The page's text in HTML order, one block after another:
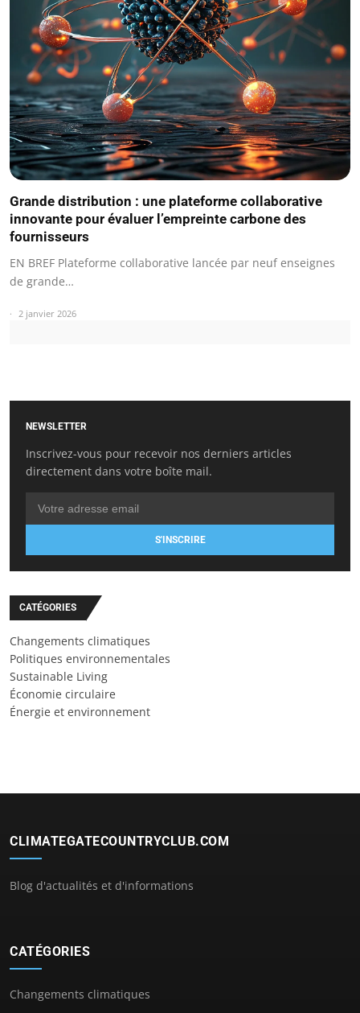
Grande distribution : une plateforme collaborative
innovante pour évaluer l’empreinte carbone des
fournisseurs
EN BREF Plateforme collaborative lancée par neuf enseignes
de grande…
2 janvier 2026
NEWSLETTER
Inscrivez-vous pour recevoir nos derniers articles
directement dans votre boîte mail.
S'INSCRIRE
CATÉGORIES
Changements climatiques
Politiques environnementales
Sustainable Living
Économie circulaire
Énergie et environnement
CLIMATEGATECOUNTRYCLUB.COM
Blog d'actualités et d'informations
CATÉGORIES
Changements climatiques